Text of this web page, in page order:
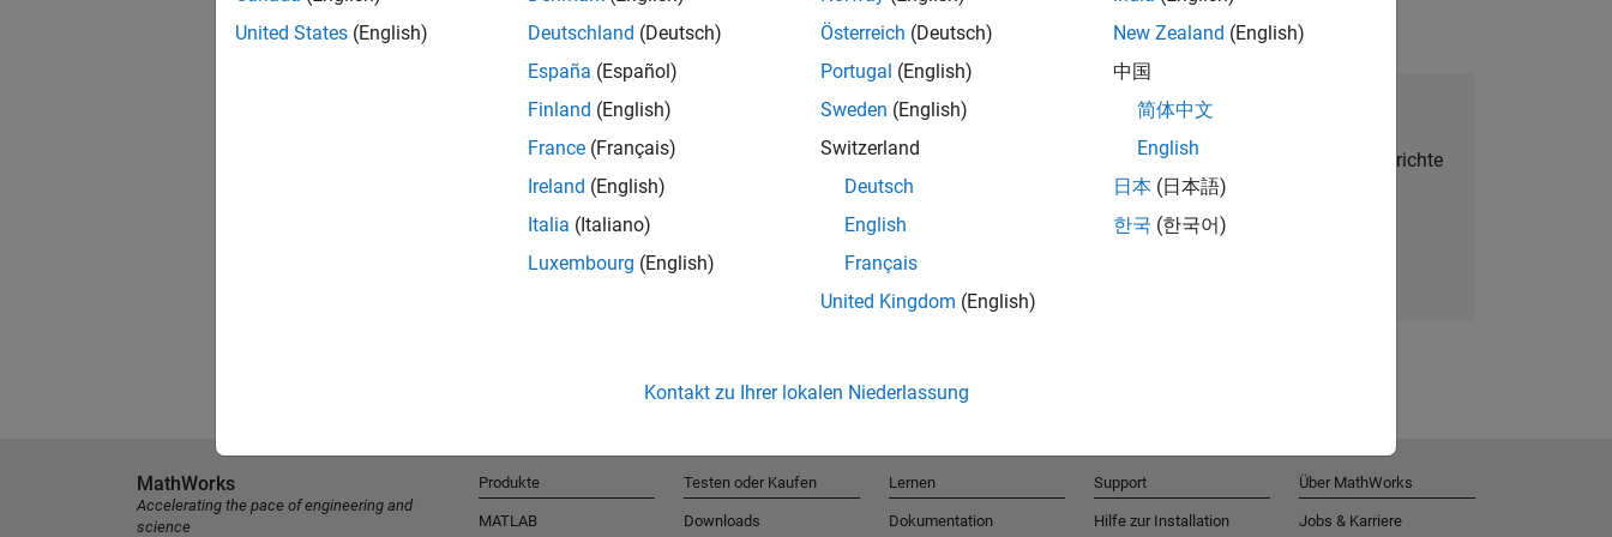
Talent Network beitreten
Erhalten Sie personalisierte Stellenangebote, Berichte
und Unternehmensneuigkeiten.
United States (English)
Deutschland (Deutsch)
España (Español)
Finland (English)
France (Français)
Ireland (English)
Italia (Italiano)
Luxembourg (English)
Österreich (Deutsch)
Portugal (English)
Sweden (English)
Switzerland
Deutsch
English
Français
United Kingdom (English)
New Zealand (English)
中国
简体中文
English
日本 (日本語)
한국 (한국어)
Kontakt zu Ihrer lokalen Niederlassung
MathWorks
Accelerating the pace of engineering and
science
Produkte
MATLAB
Testen oder Kaufen
Downloads
Lernen
Dokumentation
Support
Hilfe zur Installation
Über MathWorks
Jobs & Karriere